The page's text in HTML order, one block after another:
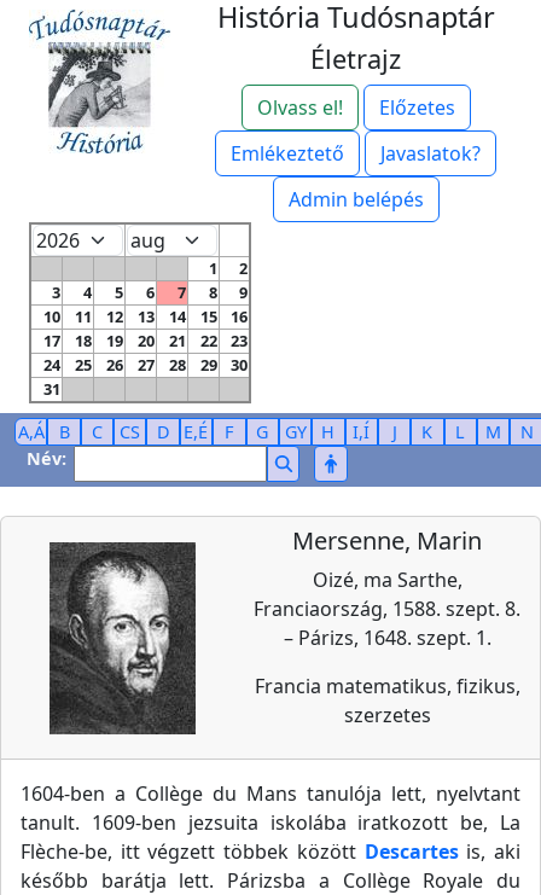
História Tudósnaptár
Életrajz
Olvass el!
Előzetes
Emlékeztető
Javaslatok?
Admin belépés
1
2
3
4 5 6 7 8
9
10
11 12 13 14 15
16
17
18 19 20 21 22
23
24
25 26 27 28 29
30
31
A,Á B C CS D E,É F G GY H I,Í J K L M
N
Név:
Mersenne, Marin
Oizé, ma Sarthe,
Franciaország, 1588. szept. 8.
– Párizs, 1648. szept. 1.
Francia matematikus, fizikus,
szerzetes
1604-ben a Collège du Mans tanulója lett, nyelvtant
tanult. 1609-ben jezsuita iskolába iratkozott be, La
Flèche-be, itt végzett többek között Descartesis, aki
később barátja lett. Párizsba a Collège Royale du